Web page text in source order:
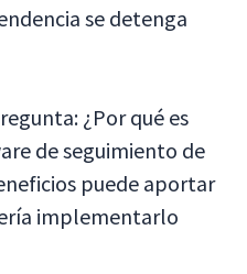
se detenga
¿Por qué es
de seguimiento de
puede aportar
implementarlo